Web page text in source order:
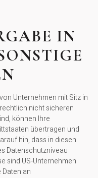
IN
Unternehmen mit Sitz in
nicht sicheren
können Ihre
übertragen und
hin, dass in diesen
Datenschutzniveau
sind US-Unternehmen
an